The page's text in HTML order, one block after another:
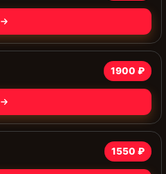
1900 ₽
1550 ₽